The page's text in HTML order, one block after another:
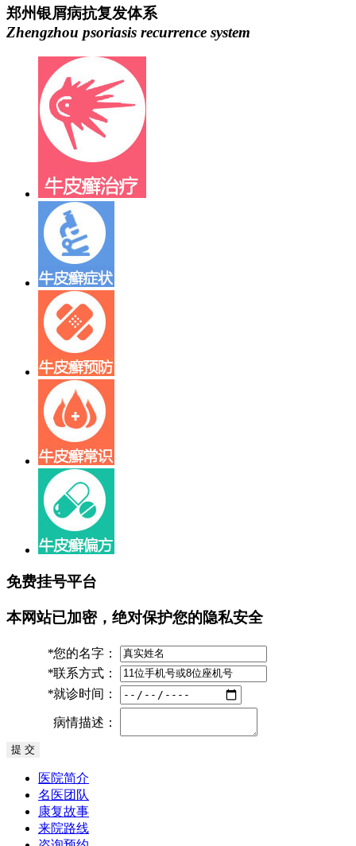
郑州银屑病抗复发体系
Zhengzhou psoriasis recurrence system
免费挂号平台
本网站已加密，绝对保护您的隐私安全
*您的名字：
*联系方式：
*就诊时间：
病情描述：
医院简介
名医团队
康复故事
来院路线